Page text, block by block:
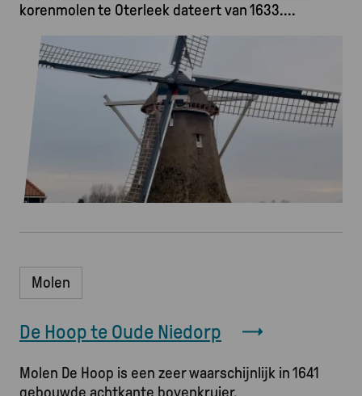
korenmolen te Oterleek dateert van 1633.
Afbeelding
Molen
De Hoop te Oude Niedorp
Molen De Hoop is een zeer waarschijnlijk in 1641